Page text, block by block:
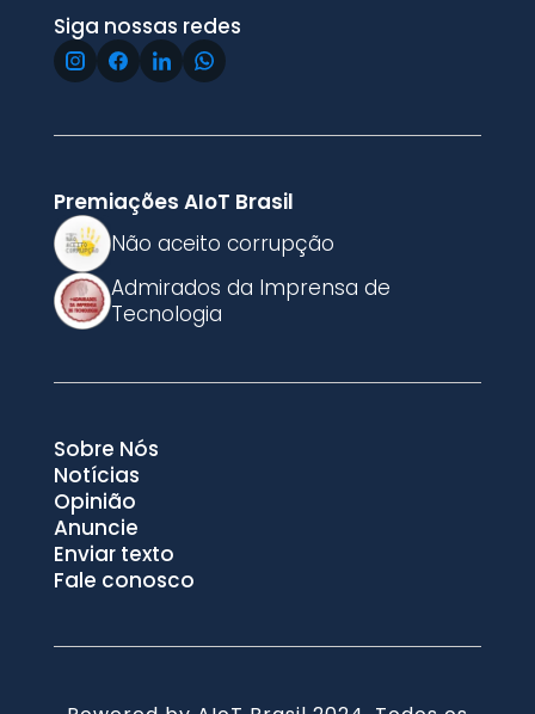
Siga nossas redes
Premiações AIoT Brasil
Não aceito corrupção
Admirados da Imprensa de
Tecnologia
Sobre Nós
Notícias
Opinião
Anuncie
Enviar texto
Fale conosco